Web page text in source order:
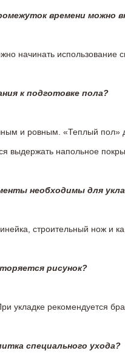
времени можно
начинать
к подготовке пола?
и ровным. «Теплый пол»
выдержать напольное
необходимы для
строительный нож и
рисунок?
укладке рекомендуется
специального ухода?